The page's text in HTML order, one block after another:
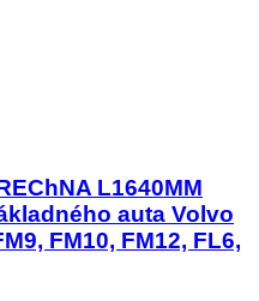
L1640MM
auta Volvo
FM10, FM12, FL6,